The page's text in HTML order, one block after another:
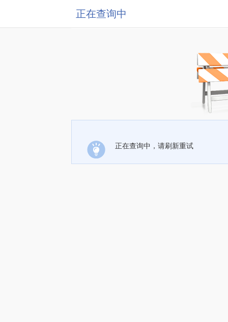
正在查询中
正在查询中，请刷新重试